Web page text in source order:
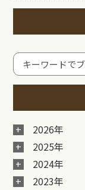
2026年
2025年
2024年
2023年